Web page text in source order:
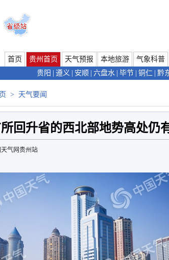
首页 贵州首页 天气预报 本地旅游 气象科普
贵阳
遵义 安顺 六盘水 毕节 铜仁 黔
> 天气要闻
回升省的西北部地势高处仍
天气网贵州站